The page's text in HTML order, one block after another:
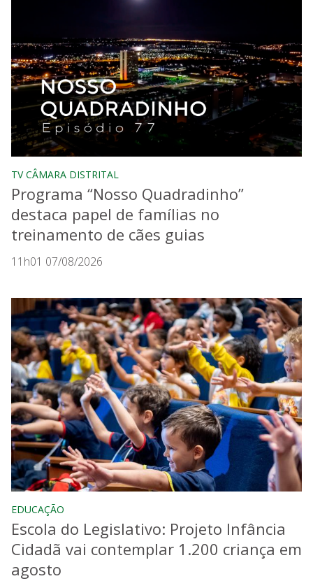
TV CÂMARA DISTRITAL
Programa “Nosso Quadradinho”
destaca papel de famílias no
treinamento de cães guias
11h01 07/08/2026
EDUCAÇÃO
Escola do Legislativo: Projeto Infância
Cidadã vai contemplar 1.200 criança em
agosto